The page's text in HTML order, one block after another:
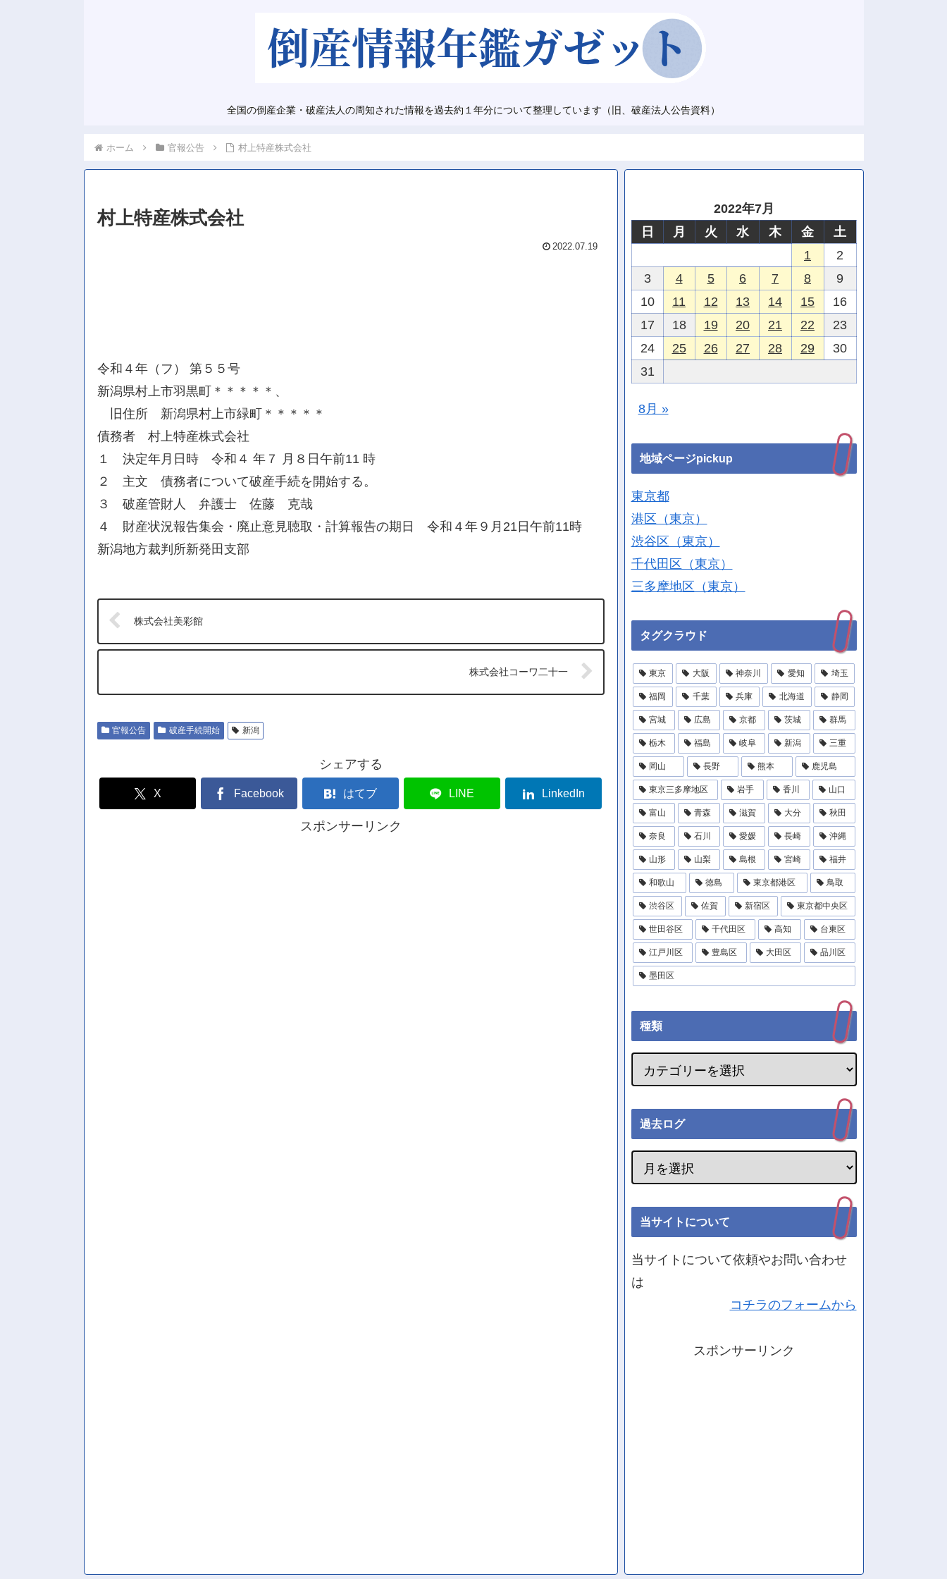
全国の倒産企業・破産法人の周知された情報を過去約１年分について整理しています（旧、破産法人公告資料）
ホーム 官報公告 村上特産株式会社
村上特産株式会社
2022.07.19
令和４年（フ） 第５５号
新潟県村上市羽黒町＊＊＊＊＊、
旧住所 新潟県村上市緑町＊＊＊＊＊
債務者 村上特産株式会社
１ 決定年月日時 令和４ 年７ 月８日午前11 時
２ 主文 債務者について破産手続を開始する。
３ 破産管財人 弁護士 佐藤 克哉
４ 財産状況報告集会・廃止意見聴取・計算報告の期日 令和４年９月21日午前11時
新潟地方裁判所新発田支部
株式会社美彩館
株式会社コーワ二十一
官報公告 破産手続開始 新潟
シェアする
X Facebook はてブ LINE LinkedIn
スポンサーリンク
2022年7月
日
月 火 水 木 金
土
1
2
3
4 5 6 7 8
9
10
11 12 13 14 15
16
17
18 19 20 21 22
23
24
25 26 27 28 29
30
31
8月 »
地域ページpickup
東京都
港区（東京）
渋谷区（東京）
千代田区（東京）
三多摩地区（東京）
タグクラウド
東京 大阪 神奈川 愛知 埼玉
福岡 千葉 兵庫 北海道 静岡
宮城 広島 京都 茨城 群馬
栃木 福島 岐阜 新潟 三重
岡山 長野 熊本 鹿児島
東京三多摩地区 岩手 香川 山口
富山 青森 滋賀 大分 秋田
奈良 石川 愛媛 長崎 沖縄
山形 山梨 島根 宮崎 福井
和歌山 徳島 東京都港区 鳥取
渋谷区 佐賀 新宿区 東京都中央区
世田谷区 千代田区 高知 台東区
江戸川区 豊島区 大田区 品川区
墨田区
種類
過去ログ
当サイトについて
当サイトについて依頼やお問い合わせ
は
コチラのフォームから
スポンサーリンク